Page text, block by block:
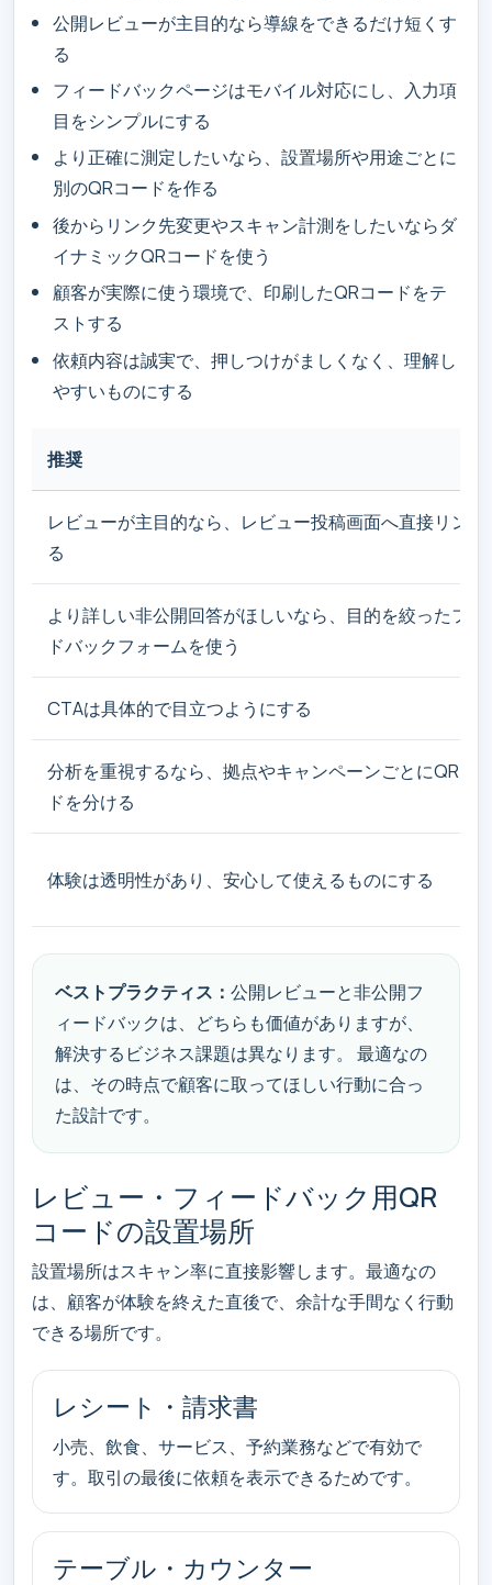
公開レビューが主目的なら導線をできるだけ短くす
る
フィードバックページはモバイル対応にし、入力項
目をシンプルにする
より正確に測定したいなら、設置場所や用途ごとに
別のQRコードを作る
後からリンク先変更やスキャン計測をしたいならダ
イナミックQRコードを使う
顧客が実際に使う環境で、印刷したQRコードをテ
ストする
依頼内容は誠実で、押しつけがましくなく、理解し
やすいものにする
推奨
レビューが主目的なら、レビュー投稿画面へ直接リンク
る
より詳しい非公開回答がほしいなら、目的を絞ったフィ
ドバックフォームを使う
CTAは具体的で目立つようにする
分析を重視するなら、拠点やキャンペーンごとにQRコ
ドを分ける
体験は透明性があり、安心して使えるものにする
ベストプラクティス： 公開レビューと非公開フ
ィードバックは、どちらも価値がありますが、
解決するビジネス課題は異なります。 最適なの
は、その時点で顧客に取ってほしい行動に合っ
た設計です。
レビュー・フィードバック用QR
コードの設置場所
設置場所はスキャン率に直接影響します。最適なの
は、顧客が体験を終えた直後で、余計な手間なく行動
できる場所です。
レシート・請求書
小売、飲食、サービス、予約業務などで有効で
す。取引の最後に依頼を表示できるためです。
テーブル・カウンター